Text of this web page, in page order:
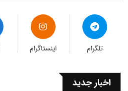
تلگرام اینستاگرام
اخبار جدید